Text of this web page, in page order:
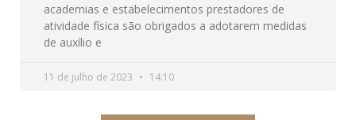
academias e estabelecimentos prestadores de
atividade física são obrigados a adotarem medidas
de auxílio e
11 de julho de 2023 14:10